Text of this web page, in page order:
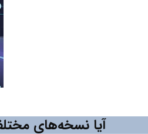
آیا نسخه‌های